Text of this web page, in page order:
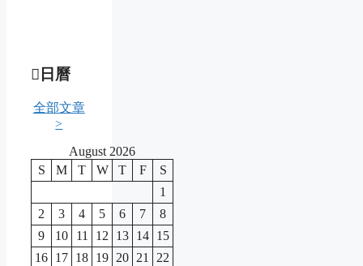
日曆
全部文章
>
August 2026
S
M T W T F
S
1
2
3 4 5 6 7
8
9
10 11 12 13 14 15
16 17 18 19 20 21
22